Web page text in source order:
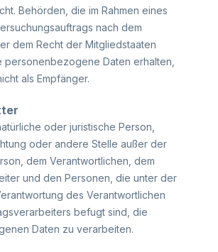
Behörden, die im Rahmen eines
nach dem
dem Recht der Mitgliedstaaten
personenbezogene Daten erhalten,
als Empfänger.
oder juristische Person,
oder andere Stelle außer der
dem Verantwortlichen, dem
und den Personen, die unter der
des Verantwortlichen
befugt sind, die
Daten zu verarbeiten.